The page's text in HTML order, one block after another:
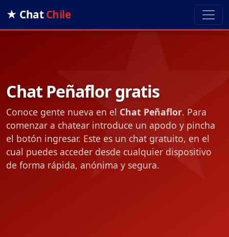
★ ChatChile
Chat Peñaflor gratis
Conoce gente nueva en el Chat Peñaflor. Para
comenzar a chatear introduce un apodo y pincha
el botón ingresar. Este es un chat gratuito, en el
cual puedes acceder desde cualquier dispositivo
de forma rápida, anónima y segura.